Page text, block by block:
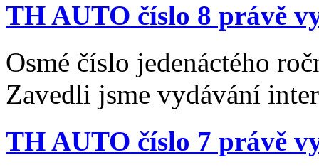
TH AUTO číslo 8 právě
Osmé číslo jedenáctého
Zavedli jsme vydávání
TH AUTO číslo 7 právě